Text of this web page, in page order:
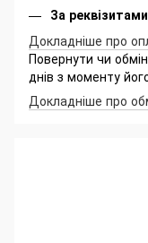
За реквізитами
Докладніше про
Повернути чи
днів з моменту
Докладніше про